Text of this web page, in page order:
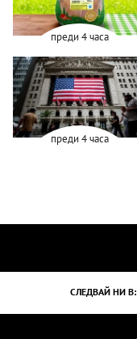
преди 4 часа
преди 4 часа
СЛЕДВАЙ НИ В: